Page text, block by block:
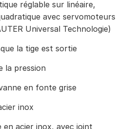
réglable sur linéaire,
avec servomoteurs
Universal Technologie)
la tige est sortie
la pression
en fonte grise
inox
en acier inox, avec joint